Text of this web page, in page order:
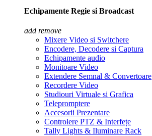
Echipamente Regie si Broadcast
add remove
Mixere Video si Switchere
Encodere, Decodere si Captura
Echipamente audio
Monitoare Video
Extendere Semnal & Convertoare
Recordere Video
Studiouri Virtuale si Grafica
Telepromptere
Accesorii Prezentare
Controlere PTZ & Interfețe
Tally Lights & Iluminare Rack